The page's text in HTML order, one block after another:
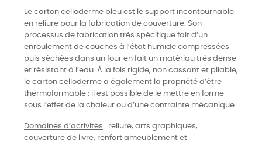
Le carton celloderme bleu est le support incontournable
en reliure pour la fabrication de couverture. Son
processus de fabrication très spécifique fait d’un
enroulement de couches à l’état humide compressées
puis séchées dans un four en fait un matériau très dense
et résistant à l’eau. À la fois rigide, non cassant et pliable,
le carton celloderme a également la propriété d’être
thermoformable : il est possible de le mettre en forme
sous l’effet de la chaleur ou d’une contrainte mécanique.
Domaines d’activités : reliure, arts graphiques,
couverture de livre, renfort ameublement et